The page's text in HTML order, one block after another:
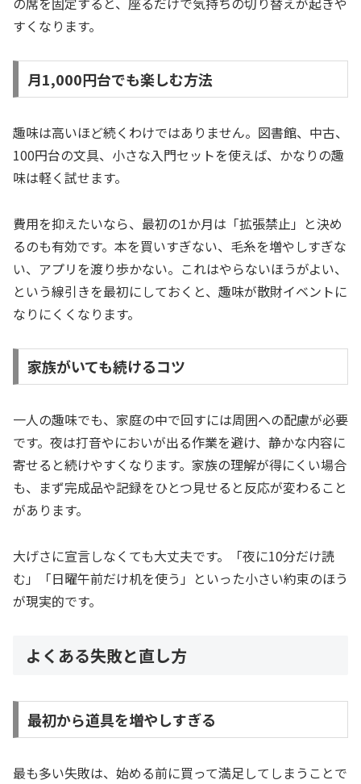
すくなります。
月1,000円台でも楽しむ方法
趣味は高いほど続くわけではありません。図書館、中古、
100円台の文具、小さな入門セットを使えば、かなりの趣
味は軽く試せます。
費用を抑えたいなら、最初の1か月は「拡張禁止」と決め
るのも有効です。本を買いすぎない、毛糸を増やしすぎな
い、アプリを渡り歩かない。これはやらないほうがよい、
という線引きを最初にしておくと、趣味が散財イベントに
なりにくくなります。
家族がいても続けるコツ
一人の趣味でも、家庭の中で回すには周囲への配慮が必要
です。夜は打音やにおいが出る作業を避け、静かな内容に
寄せると続けやすくなります。家族の理解が得にくい場合
も、まず完成品や記録をひとつ見せると反応が変わること
があります。
大げさに宣言しなくても大丈夫です。「夜に10分だけ読
む」「日曜午前だけ机を使う」といった小さい約束のほう
が現実的です。
よくある失敗と直し方
最初から道具を増やしすぎる
最も多い失敗は、始める前に買って満足してしまうことで